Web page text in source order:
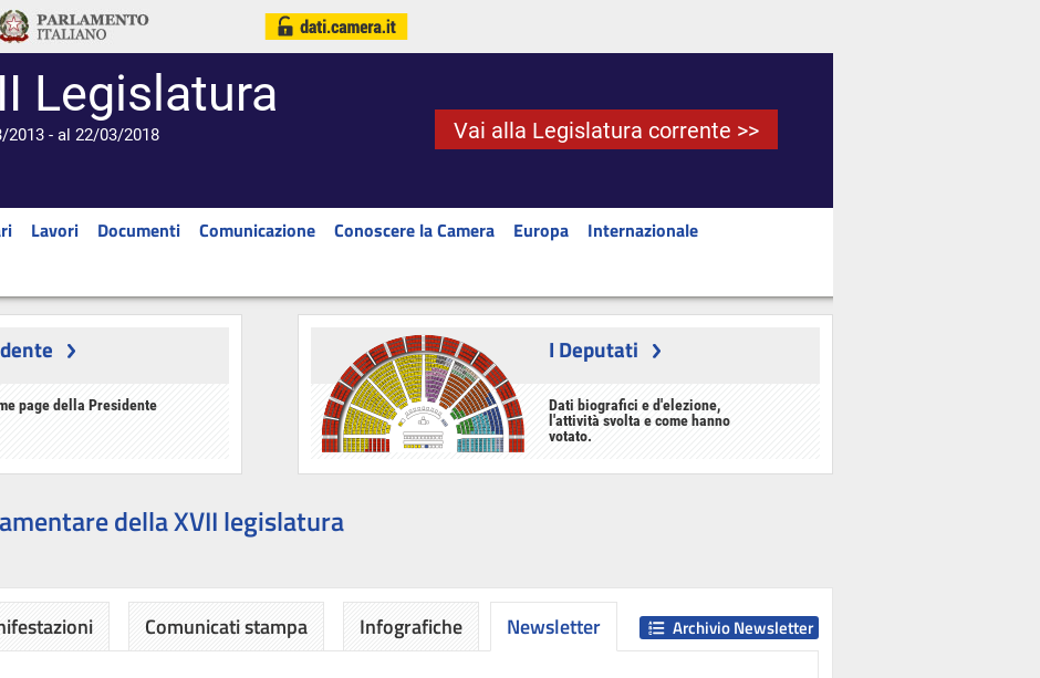
Legislatura
2013 - al 22/03/2018 Vai alla Legislatura corrente >>
Lavori Documenti Comunicazione Conoscere la Camera Europa
Internazionale
page della Presidente
I Deputati
Dati biografici e d'elezione,
l'attività svolta e come hanno
votato.
della XVII legislatura
Comunicati stampa Infografiche Newsletter
Newsletter Archivio Newsletter